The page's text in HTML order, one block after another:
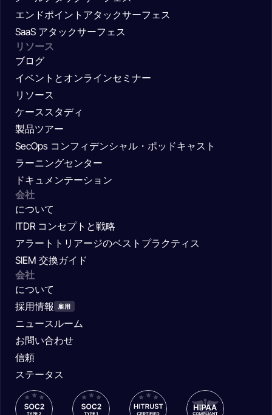
エンドポイントアタックサーフェス
SaaS アタックサーフェス
リソース
ブログ
イベントとオンラインセミナー
リソース
ケーススタディ
製品ツアー
SecOps コンフィデンシャル・ポッドキャスト
ラーニングセンター
ドキュメンテーション
会社
について
ITDR コンセプトと戦略
アラートトリアージのベストプラクティス
SIEM 交換ガイド
会社
について
採用情報
雇用
ニュースルーム
お問い合わせ
信頼
ステータス